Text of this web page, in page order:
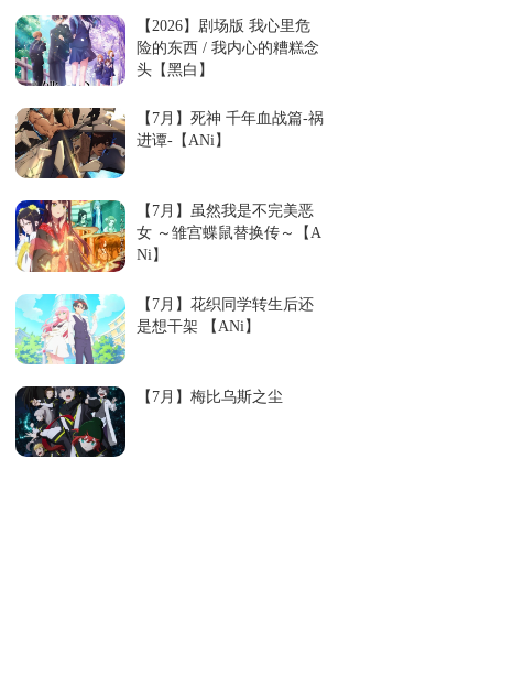
【2026】剧场版 我心里危
险的东西 / 我内心的糟糕念
头【黑白】
【7月】死神 千年血战篇-祸
进谭-【ANi】
【7月】虽然我是不完美恶
女 ～雏宫蝶鼠替换传～【A
Ni】
【7月】花织同学转生后还
是想干架 【ANi】
【7月】梅比乌斯之尘